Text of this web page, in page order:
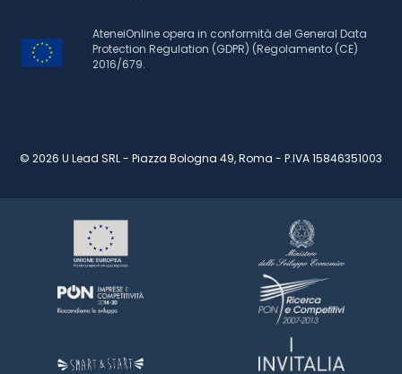
AteneiOnline opera in conformità del General Data
Protection Regulation (GDPR) (Regolamento (CE)
2016/679.
© 2026 U Lead SRL - Piazza Bologna 49, Roma - P.IVA 15846351003